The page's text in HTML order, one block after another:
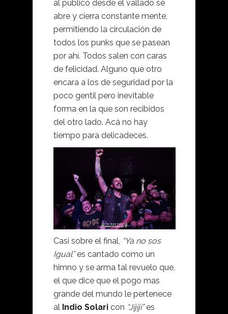
al público desde el vallado se
abre y cierra constante mente,
permitiendo la circulación de
todos los punks que se pasean
por ahí. Todos salen con caras
de felicidad. Alguno que otro
encara a los de seguridad por la
poco gentil pero inevitable
forma en la que son recibidos
del otro lado. Acá no hay
tiempo para delicadeces.
Casi sobre el final, “Ya no sos
Igual”es cantado como un
himno y se arma tal revuelo que,
el que dice que el pogo mas
grande del mundo le pertenece
al Indio Solari con “Jijiji”es